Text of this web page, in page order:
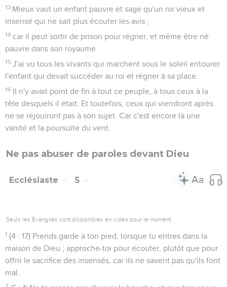
13 Mieux vaut un enfant pauvre et sage qu'un roi vieux et
insensé qui ne sait plus écouter les avis ;
14 car il peut sortir de prison pour régner, et même être né
pauvre dans son royaume.
15 J'ai vu tous les vivants qui marchent sous le soleil entourer
l'enfant qui devait succéder au roi et régner à sa place.
16 Il n'y avait point de fin à tout ce peuple, à tous ceux à la
tête desquels il était. Et toutefois, ceux qui viendront après
ne se réjouiront pas à son sujet. Car c'est encore là une
vanité et la poursuite du vent.
Ne pas abuser de paroles devant Dieu
Ecclésiaste 5
Seuls les Évangiles sont disponibles en vidéo pour le moment.
1 (4 : 17) Prends garde à ton pied, lorsque tu entres dans la
maison de Dieu ; approche-toi pour écouter, plutôt que pour
offrir le sacrifice des insensés, car ils ne savent pas qu'ils font
mal.
2